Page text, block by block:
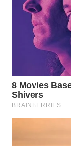
WN
INDRAMAYU
WN
KUNINGAN
WN
MAJALENGKA
WN